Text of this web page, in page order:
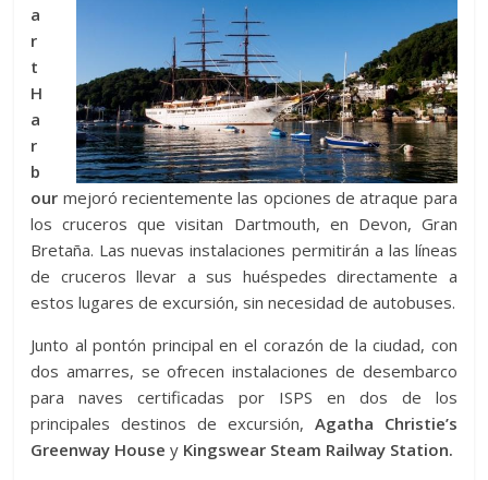
a
r
t
H
a
r
b
our mejoró recientemente las opciones de atraque para
los cruceros que visitan Dartmouth, en Devon, Gran
Bretaña. Las nuevas instalaciones permitirán a las líneas
de cruceros llevar a sus huéspedes directamente a
estos lugares de excursión, sin necesidad de autobuses.
Junto al pontón principal en el corazón de la ciudad, con
dos amarres, se ofrecen instalaciones de desembarco
para naves certificadas por ISPS en dos de los
principales destinos de excursión, Agatha Christie’s
Greenway House y Kingswear Steam Railway Station.